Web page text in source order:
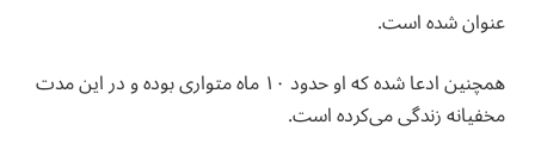
عنوان شده است.
همچنین ادعا شده که او حدود ۱۰ ماه متواری بوده و در این مدت
مخفیانه زندگی می‌کرده است.